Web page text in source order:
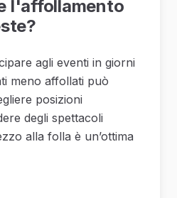
l'affollamento
agli eventi in giorni
meno affollati può
posizioni
degli spettacoli
alla folla è un’ottima